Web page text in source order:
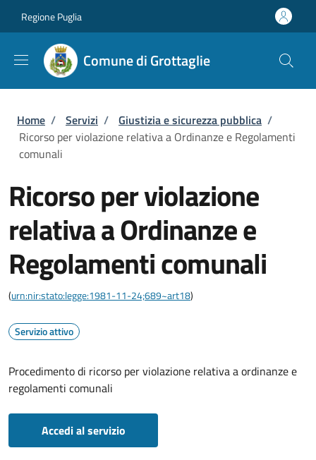
Regione Puglia
Comune di Grottaglie
Briciole di pane
Home / Servizi / Giustizia e sicurezza pubblica /
Ricorso per violazione relativa a Ordinanze e Regolamenti
comunali
Ricorso per violazione
relativa a Ordinanze e
Regolamenti comunali
(urn:nir:stato:legge:1981-11-24;689~art18)
Servizio attivo
Procedimento di ricorso per violazione relativa a ordinanze e
regolamenti comunali
Accedi al servizio